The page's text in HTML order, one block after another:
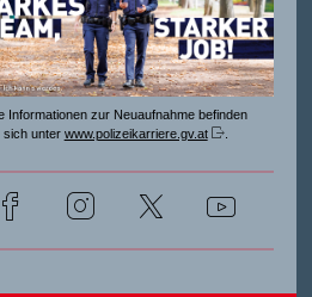
Informationen zur Neuaufnahme befinden
sich unter www.polizeikarriere.gv.at .